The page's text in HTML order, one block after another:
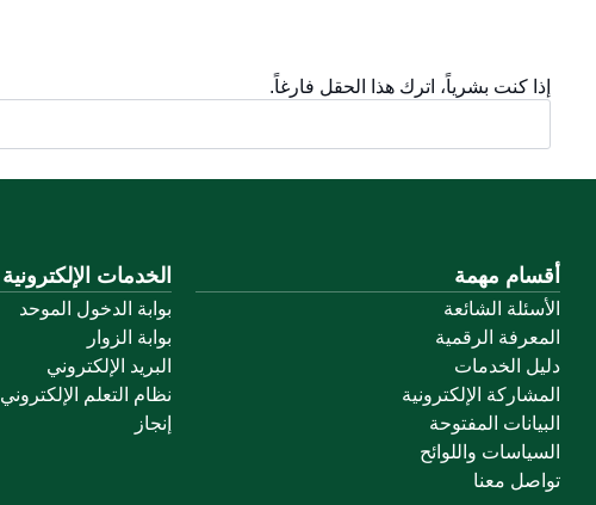
إذا كنت بشرياً، اترك هذا الحقل فارغاً.
أقسام مهمة
الأسئلة الشائعة
المعرفة الرقمية
دليل الخدمات
المشاركة الإلكترونية
البيانات المفتوحة
السياسات واللوائح
تواصل معنا
الخدمات الإلكترونية
بوابة الدخول الموحد
بوابة الزوار
البريد الإلكتروني
نظام التعلم الإلكتروني
إنجاز